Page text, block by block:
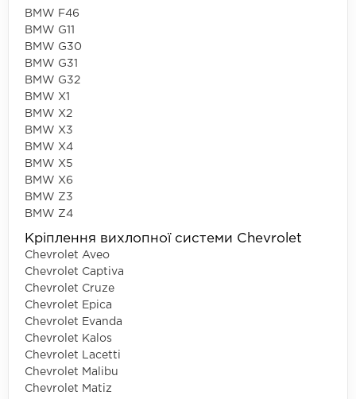
BMW F46
BMW G11
BMW G30
BMW G31
BMW G32
BMW X1
BMW X2
BMW X3
BMW X4
BMW X5
BMW X6
BMW Z3
BMW Z4
Кріплення вихлопної системи Chevrolet
Chevrolet Aveo
Chevrolet Captiva
Chevrolet Cruze
Chevrolet Epica
Chevrolet Evanda
Chevrolet Kalos
Chevrolet Lacetti
Chevrolet Malibu
Chevrolet Matiz